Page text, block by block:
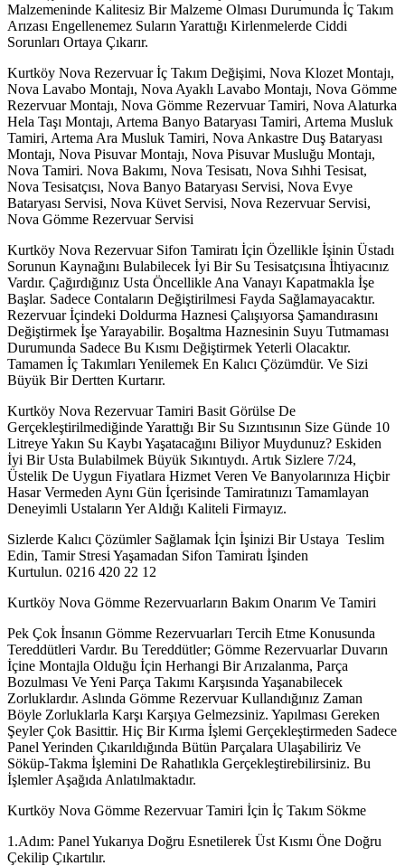
Malzemeninde Kalitesiz Bir Malzeme Olması Durumunda İç Takım
Arızası Engellenemez Suların Yarattığı Kirlenmelerde Ciddi
Sorunları Ortaya Çıkarır.
Kurtköy Nova Rezervuar İç Takım Değişimi, Nova Klozet Montajı,
Nova Lavabo Montajı, Nova Ayaklı Lavabo Montajı, Nova Gömme
Rezervuar Montajı, Nova Gömme Rezervuar Tamiri, Nova Alaturka
Hela Taşı Montajı, Artema Banyo Bataryası Tamiri, Artema Musluk
Tamiri, Artema Ara Musluk Tamiri, Nova Ankastre Duş Bataryası
Montajı, Nova Pisuvar Montajı, Nova Pisuvar Musluğu Montajı,
Nova Tamiri. Nova Bakımı, Nova Tesisatı, Nova Sıhhi Tesisat,
Nova Tesisatçısı, Nova Banyo Bataryası Servisi, Nova Evye
Bataryası Servisi, Nova Küvet Servisi, Nova Rezervuar Servisi,
Nova Gömme Rezervuar Servisi
Kurtköy Nova Rezervuar Sifon Tamiratı İçin Özellikle İşinin Üstadı
Sorunun Kaynağını Bulabilecek İyi Bir Su Tesisatçısına İhtiyacınız
Vardır. Çağırdığınız Usta Öncellikle Ana Vanayı Kapatmakla İşe
Başlar. Sadece Contaların Değiştirilmesi Fayda Sağlamayacaktır.
Rezervuar İçindeki Doldurma Haznesi Çalışıyorsa Şamandırasını
Değiştirmek İşe Yarayabilir. Boşaltma Haznesinin Suyu Tutmaması
Durumunda Sadece Bu Kısmı Değiştirmek Yeterli Olacaktır.
Tamamen İç Takımları Yenilemek En Kalıcı Çözümdür. Ve Sizi
Büyük Bir Dertten Kurtarır.
Kurtköy Nova Rezervuar Tamiri Basit Görülse De
Gerçekleştirilmediğinde Yarattığı Bir Su Sızıntısının Size Günde 10
Litreye Yakın Su Kaybı Yaşatacağını Biliyor Muydunuz? Eskiden
İyi Bir Usta Bulabilmek Büyük Sıkıntıydı. Artık Sizlere 7/24,
Üstelik De Uygun Fiyatlara Hizmet Veren Ve Banyolarınıza Hiçbir
Hasar Vermeden Aynı Gün İçerisinde Tamiratınızı Tamamlayan
Deneyimli Ustaların Yer Aldığı Kaliteli Firmayız.
Sizlerde Kalıcı Çözümler Sağlamak İçin İşinizi Bir Ustaya Teslim
Edin, Tamir Stresi Yaşamadan Sifon Tamiratı İşinden
Kurtulun. 0216 420 22 12
Kurtköy Nova Gömme Rezervuarların Bakım Onarım Ve Tamiri
Pek Çok İnsanın Gömme Rezervuarları Tercih Etme Konusunda
Tereddütleri Vardır. Bu Tereddütler; Gömme Rezervuarlar Duvarın
İçine Montajla Olduğu İçin Herhangi Bir Arızalanma, Parça
Bozulması Ve Yeni Parça Takımı Karşısında Yaşanabilecek
Zorluklardır. Aslında Gömme Rezervuar Kullandığınız Zaman
Böyle Zorluklarla Karşı Karşıya Gelmezsiniz. Yapılması Gereken
Şeyler Çok Basittir. Hiç Bir Kırma İşlemi Gerçekleştirmeden Sadece
Panel Yerinden Çıkarıldığında Bütün Parçalara Ulaşabiliriz Ve
Söküp-Takma İşlemini De Rahatlıkla Gerçekleştirebilirsiniz. Bu
İşlemler Aşağıda Anlatılmaktadır.
Kurtköy Nova Gömme Rezervuar Tamiri İçin İç Takım Sökme
1.Adım: Panel Yukarıya Doğru Esnetilerek Üst Kısmı Öne Doğru
Çekilip Çıkartılır.